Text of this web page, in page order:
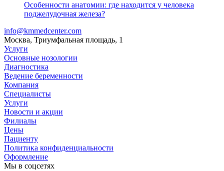
Особенности анатомии: где находится у человека
поджелудочная железа?
info@kmmedcenter.com
Москва, Триумфальная площадь, 1
Услуги
Основные нозологии
Диагностика
Ведение беременности
Компания
Специалисты
Услуги
Новости и акции
Филиалы
Цены
Пациенту
Политика конфиденциальности
Оформление
Мы в соцсетях